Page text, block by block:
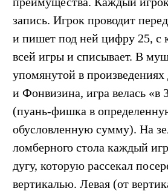
запись. Игрок проводит
и пишет под ней цифру 25, с
всей игры и списывает. В
упомянутой в
и Фонвизина, игра велась «в
(пуань-фишка в
обусловленную сумму). На
ломберного стола каждый
дугу, которую рассекал
вертикалью. Левая (от